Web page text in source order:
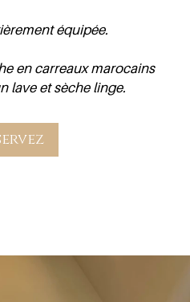
équipée.
en carreaux marocains
lave et sèche linge.